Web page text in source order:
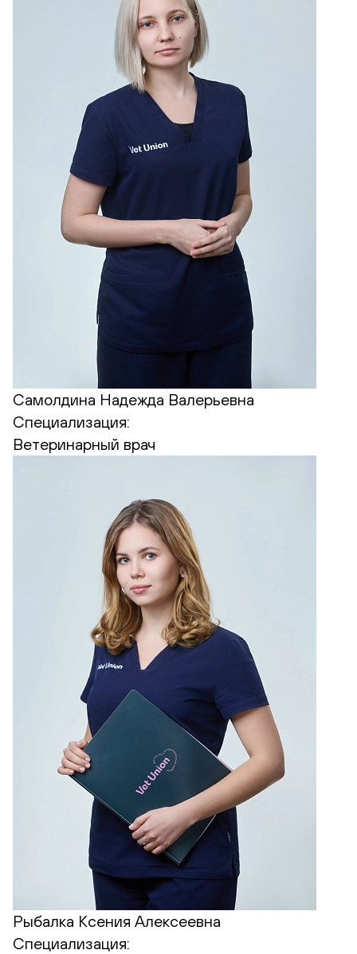
Самолдина Надежда Валерьевна
Специализация:
Ветеринарный врач
Рыбалка Ксения Алексеевна
Специализация: